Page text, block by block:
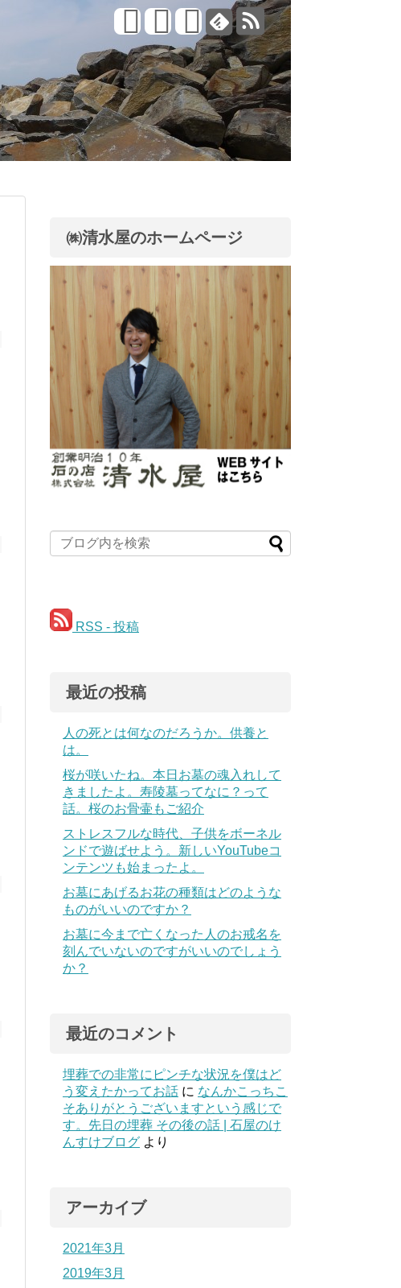
㈱清水屋のホームページ
RSS - 投稿
最近の投稿
人の死とは何なのだろうか。供養と
は。
桜が咲いたね。本日お墓の魂入れして
きましたよ。寿陵墓ってなに？って
話。桜のお骨壷もご紹介
ストレスフルな時代、子供をボーネル
ンドで遊ばせよう。新しいYouTubeコ
ンテンツも始まったよ。
お墓にあげるお花の種類はどのような
ものがいいのですか？
お墓に今まで亡くなった人のお戒名を
刻んでいないのですがいいのでしょう
か？
最近のコメント
埋葬での非常にピンチな状況を僕はど
う変えたかってお話 に なんかこっちこ
そありがとうございますという感じで
す。先日の埋葬 その後の話 | 石屋のけ
んすけブログ より
アーカイブ
2021年3月
2019年3月